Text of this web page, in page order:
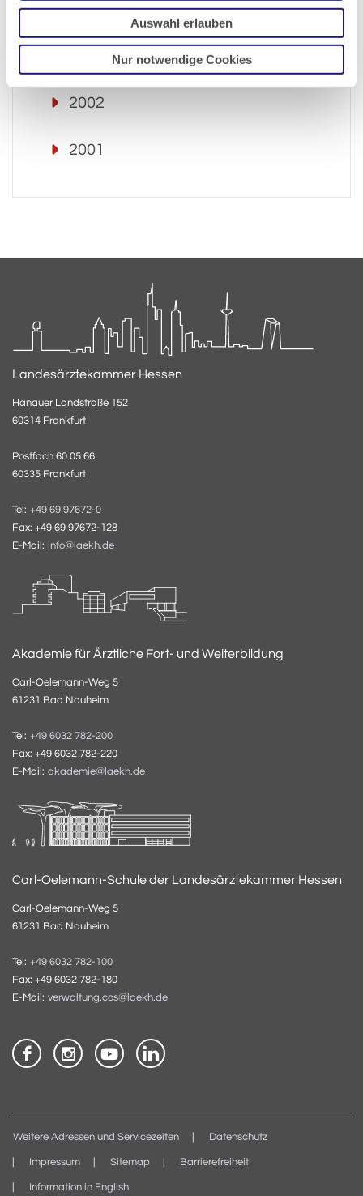
Auswahl erlauben
Nur notwendige Cookies
2004
2002
2001
Landesärztekammer Hessen
Hanauer Landstraße 152
60314 Frankfurt
Postfach 60 05 66
60335 Frankfurt
Tel: +49 69 97672-0
Fax: +49 69 97672-128
E-Mail: info@laekh.de
Akademie für Ärztliche Fort- und Weiterbildung
Carl-Oelemann-Weg 5
61231 Bad Nauheim
Tel: +49 6032 782-200
Fax: +49 6032 782-220
E-Mail: akademie@laekh.de
Carl-Oelemann-Schule der Landesärztekammer Hessen
Carl-Oelemann-Weg 5
61231 Bad Nauheim
Tel: +49 6032 782-100
Fax: +49 6032 782-180
E-Mail: verwaltung.cos@laekh.de
Weitere Adressen und Servicezeiten Datenschutz
Impressum Sitemap Barrierefreiheit
Information in English